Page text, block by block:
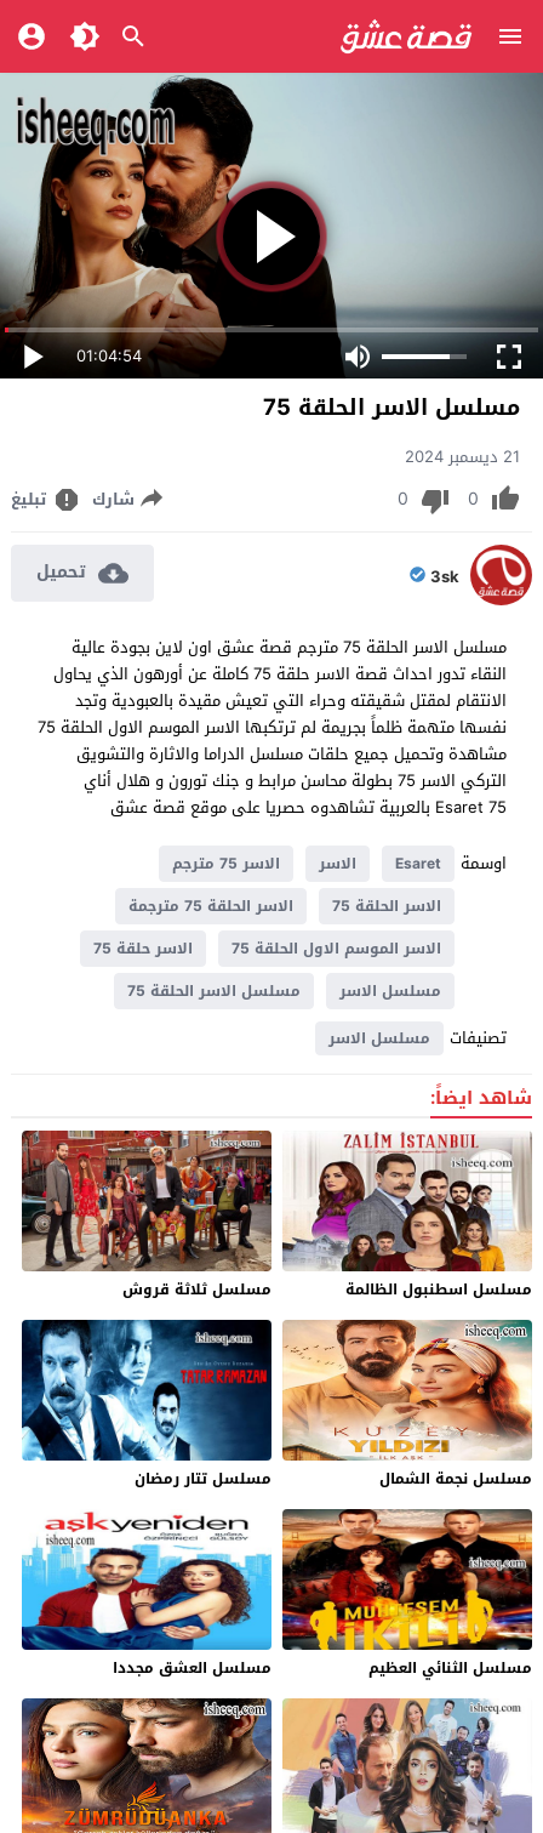
01:04:54
مسلسل الاسر الحلقة 75
21 ديسمبر 2024
0
0 شارك تبليغ
3sk تحميل
مسلسل الاسر الحلقة 75 مترجم قصة عشق اون لاين بجودة عالية
النقاء تدور احداث قصة الاسر حلقة 75 كاملة عن أورهون الذي يحاول
الانتقام لمقتل شقيقته وحراء التي تعيش مقيدة بالعبودية وتجد
نفسها متهمة ظلماً بجريمة لم ترتكبها الاسر الموسم الاول الحلقة 75
مشاهدة وتحميل جميع حلقات مسلسل الدراما والاثارة والتشويق
التركي الاسر 75 بطولة محاسن مرابط و جنك تورون و هلال أناي
Esaret 75 بالعربية تشاهدوه حصريا على موقع قصة عشق
اوسمة
Esaret الاسر
الاسر 75 مترجم
الاسر الحلقة 75
الاسر الحلقة 75 مترجمة
الاسر الموسم الاول الحلقة 75
الاسر حلقة 75
مسلسل الاسر
مسلسل الاسر الحلقة 75
تصنيفات مسلسل الاسر
شاهد ايضاً:
مسلسل اسطنبول الظالمة مسلسل ثلاثة قروش
مسلسل نجمة الشمال مسلسل تتار رمضان
مسلسل الثنائي العظيم مسلسل العشق مجددا